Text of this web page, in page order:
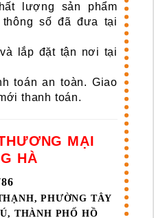
lượng sản phẩm
số đã đưa tại
lắp đặt tận nơi tại
toán an toàn. Giao
thanh toán.
MẠI
HÀ
PHƯỜNG TÂY
THÀNH PHỐ HỒ